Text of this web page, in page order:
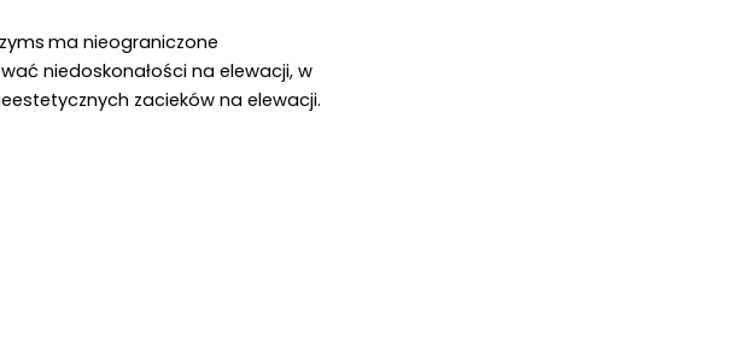
ma nieograniczone
niedoskonałości na elewacji, w
zacieków na elewacji.